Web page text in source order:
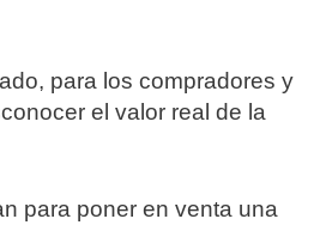
para los compradores y
el valor real de la
para poner en venta una